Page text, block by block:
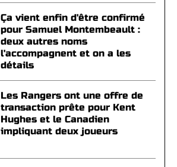
Ça vient enfin d'être confirmé
pour Samuel Montembeault :
deux autres noms
l'accompagnent et on a les
détails
Les Rangers ont une offre de
transaction prête pour Kent
Hughes et le Canadien
impliquant deux joueurs